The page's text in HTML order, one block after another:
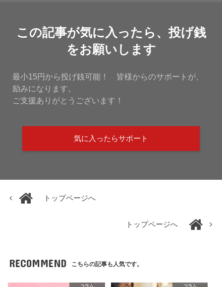
この記事が気に入ったら、投げ銭
をお願いします
最小15円から投げ銭可能！ 皆様からのサポートが、
励みになります。
ご支援ありがとうございます！
気に入ったらサポート
トップページへ
トップページへ
RECOMMEND こちらの記事も人気です。
コラム コラム